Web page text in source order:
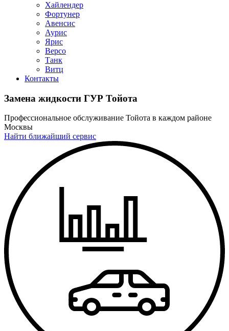
Хайлендер
Фортунер
Авенсис
Аурис
Ярис
Версо
Танк
Витц
Контакты
Замена жидкости ГУР Тойота
Профессиональное обслуживание Тойота в каждом районе
Москвы
Найти ближайший сервис